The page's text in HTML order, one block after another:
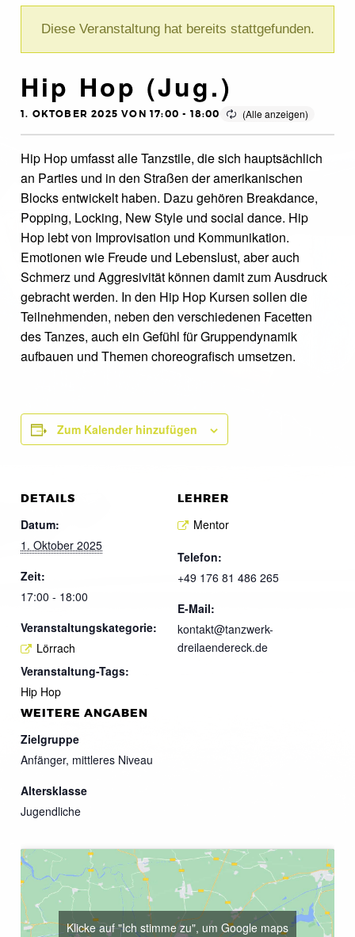
Diese Veranstaltung hat bereits stattgefunden.
Hip Hop (Jug.)
1. OKTOBER 2025 VON 17:00 - 18:00
Hip Hop umfasst alle Tanzstile, die sich hauptsächlich
an Parties und in den Straßen der amerikanischen
Blocks entwickelt haben. Dazu gehören Breakdance,
Popping, Locking, New Style und social dance. Hip
Hop lebt von Improvisation und Kommunikation.
Emotionen wie Freude und Lebenslust, aber auch
Schmerz und Aggresivität können damit zum Ausdruck
gebracht werden. In den Hip Hop Kursen sollen die
Teilnehmenden, neben den verschiedenen Facetten
des Tanzes, auch ein Gefühl für Gruppendynamik
aufbauen und Themen choreografisch umsetzen.
Zum Kalender hinzufügen
DETAILS
Datum:
1. Oktober 2025
Zeit:
17:00 - 18:00
Veranstaltungskategorie:
Lörrach
Veranstaltung-Tags:
Hip Hop
LEHRER
Mentor
Telefon:
+49 176 81 486 265
E-Mail:
kontakt@tanzwerk-
dreilaendereck.de
WEITERE ANGABEN
Zielgruppe
Anfänger, mittleres Niveau
Altersklasse
Jugendliche
Klicke auf "Ich stimme zu", um Google maps